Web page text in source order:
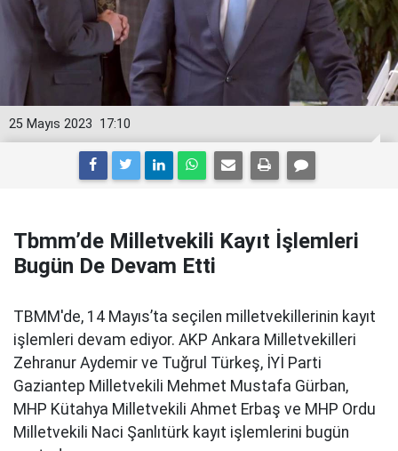
17:10
25 Mayıs 2023
Tbmm’de Milletvekili Kayıt İşlemleri
Bugün De Devam Etti
TBMM'de, 14 Mayıs’ta seçilen milletvekillerinin kayıt
işlemleri devam ediyor. AKP Ankara Milletvekilleri
Zehranur Aydemir ve Tuğrul Türkeş, İYİ Parti
Gaziantep Milletvekili Mehmet Mustafa Gürban,
MHP Kütahya Milletvekili Ahmet Erbaş ve MHP Ordu
Milletvekili Naci Şanlıtürk kayıt işlemlerini bugün